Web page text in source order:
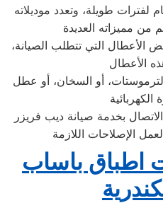
لفترات طويلة، وتعدد موديلاته
الأعطال التي تتطلب الصيانة،
أو السخان، أو عطل
بخدمة صيانة ديب فريزر
اطباق باساب